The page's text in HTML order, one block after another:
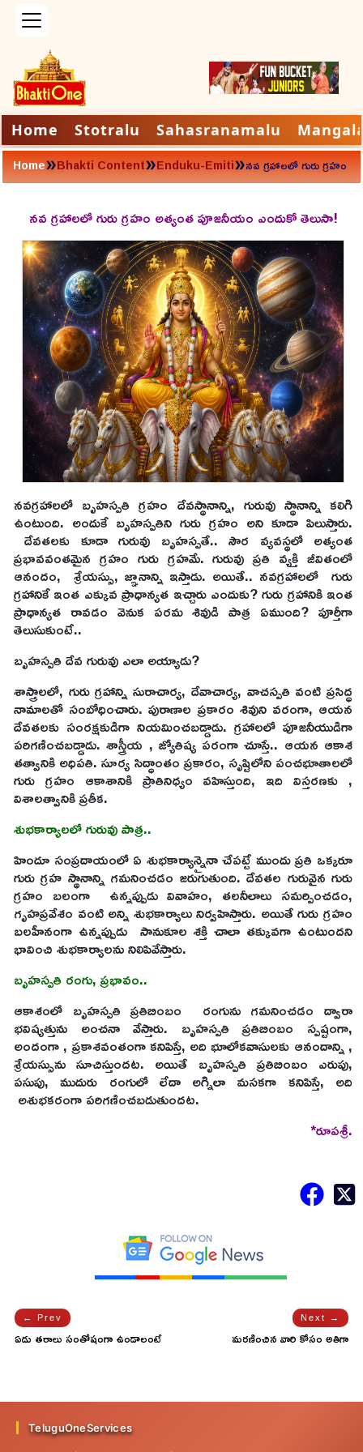
Home Stotralu Sahasranamalu
Home»Bhakti Content»Enduku-Emiti»నవ గ్రహాలలో గురు గ్రహం
అత్యంత పూజనీయం
ఎందుకో తెలుసా!
నవ గ్రహాలలో గురు గ్రహం అత్యంత పూజనీయం ఎందుకో తెలుసా!
నవగ్రహాలలో బృహస్పతి గ్రహం దేవస్థానాన్ని, గురువు స్థానాన్ని కలిగి
ఉంటుంది. అందుకే బృహస్పతిని గురు గ్రహం అని కూడా పిలుస్తారు.
దేవతలకు కూడా గురువు బృహస్పతే.. సౌర వ్యవస్థలో అత్యంత
ప్రభావవంతమైన గ్రహం గురు గ్రహమే. గురువు ప్రతి వ్యక్తి జీవితంలో
ఆనందం, శ్రేయస్సు, జ్ఞానాన్ని ఇస్తాడు. అయితే.. నవగ్రహాలలో గురు
గ్రహానికే ఇంత ఎక్కువ ప్రాధాన్యత ఇచ్చారు ఎందుకు? గురు గ్రహానికి ఇంత
ప్రాధాన్యత రావడం వెనుక పరమ శివుడి పాత్ర ఏముంది? పూర్తీగా
తెలుసుకుంటే..
బృహస్పతి దేవ గురువు ఎలా అయ్యాడు?
శాస్త్రాలలో, గురు గ్రహాన్ని సురాచార్య, దేవాచార్య, వాచస్పతి వంటి ప్రసిద్ధ
నామాలతో సంబోధించారు. పురాణాల ప్రకారం శివుని వరంగా, ఆయన
దేవతలకు సంరక్షకుడిగా నియమించబడ్డాడు. గ్రహాలలో పూజనీయుడిగా
పరిగణించబడ్డాడు. శాస్త్రీయ , జ్యోతిష్య పరంగా చూస్తే.. ఆయన ఆకాశ
తత్వానికి అధిపతి. సూర్య సిద్ధాంతం ప్రకారం, సృష్టిలోని పంచభూతాలలో
గురు గ్రహం ఆకాశానికి ప్రాతినిధ్యం వహిస్తుంది, ఇది విస్తరణకు ,
విశాలత్వానికి ప్రతీక.
శుభకార్యాలలో గురువు పాత్ర..
హిందూ సంప్రదాయంలో ఏ శుభకార్యాన్నైనా చేపట్టే ముందు ప్రతి ఒక్కరూ
గురు గ్రహ స్థానాన్ని గమనించడం జరుగుతుంది. దేవతల గురువైన గురు
గ్రహం బలంగా ఉన్నప్పుడు వివాహం, తలనీలాలు సమర్పించడం,
గృహప్రవేశం వంటి అన్ని శుభకార్యాలు నిర్వహిస్తారు. అయితే గురు గ్రహం
బలహీనంగా ఉన్నప్పుడు సానుకూల శక్తి చాలా తక్కువగా ఉంటుందని
భావించి శుభకార్యాలను నిలిపివేస్తారు.
బృహస్పతి రంగు, ప్రభావం..
ఆకాశంలో బృహస్పతి ప్రతిబింబం రంగును గమనించడం ద్వారా
భవిష్యత్తును అంచనా వేస్తారు. బృహస్పతి ప్రతిబింబం స్పష్టంగా,
అందంగా , ప్రకాశవంతంగా కనిపిస్తే, అది భూలోకవాసులకు ఆనందాన్ని ,
శ్రేయస్సును సూచిస్తుందట. అయితే బృహస్పతి ప్రతిబింబం ఎరుపు,
పసుపు, ముదురు రంగులో లేదా అగ్నిలా మసకగా కనిపిస్తే, అది
అశుభకరంగా పరిగణించబడుతుందట.
*రూపశ్రీ.
← Prev
ఏడు తరాలు సంతోషంగా ఉండాలంటే
Next →
మరణించిన వారి కోసం అతిగా
TeluguOneServices